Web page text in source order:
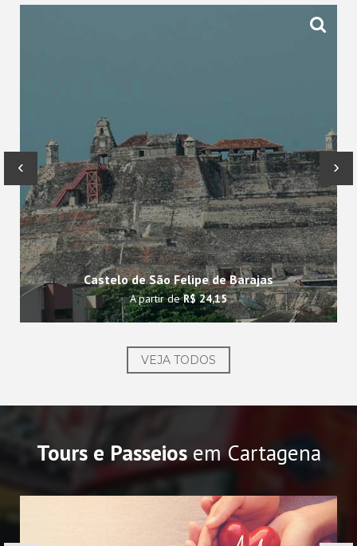
Castelo de São Felipe de Barajas
A partir deR$ 24,15
‹ ›
VEJA TODOS
Tours e Passeiosem Cartagena